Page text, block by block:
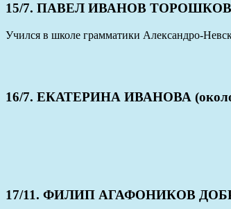
15/7. ПАВЕЛ ИВАНОВ
Учился в школе грамматики Александро-
16/7. ЕКАТЕРИНА ИВАНОВА (около
17/11. ФИЛИП АГАФОНИКОВ